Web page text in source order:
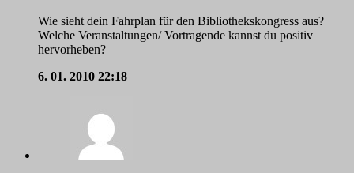
Wie sieht dein Fahrplan für den Bibliothekskongress aus?
Welche Veranstaltungen/ Vortragende kannst du positiv
hervorheben?
6. 01. 2010 22:18